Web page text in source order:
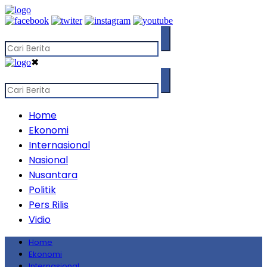
✖
Home
Ekonomi
Internasional
Nasional
Nusantara
Politik
Pers Rilis
Vidio
Home
Ekonomi